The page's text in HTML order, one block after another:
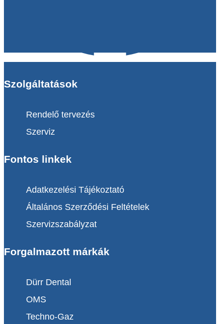
Szolgáltatások
Rendelő tervezés
Szerviz
Fontos linkek
Adatkezelési Tájékoztató
Általános Szerződési Feltételek
Szervizszabályzat
Forgalmazott márkák
Dürr Dental
OMS
Techno-Gaz